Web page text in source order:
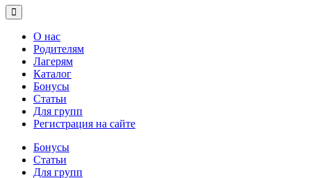
О нас
Родителям
Лагерям
Каталог
Бонусы
Статьи
Для групп
Регистрация на сайте
Бонусы
Статьи
Для групп